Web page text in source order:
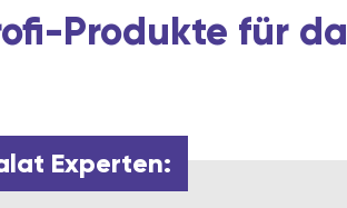
Produkte für
Experten: